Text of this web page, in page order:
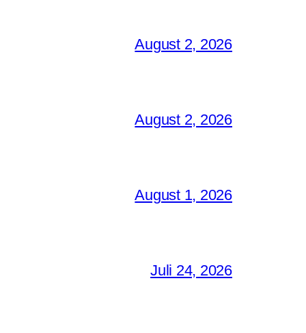
August 2, 2026
August 2, 2026
August 1, 2026
Juli 24, 2026